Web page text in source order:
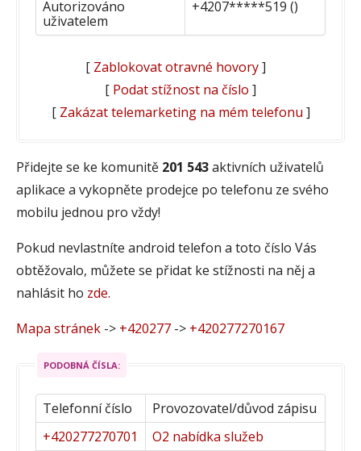
Autorizováno
uživatelem
+4207*****519 ()
[ Zablokovat otravné hovory]
[ Podat stížnost na číslo ]
[ Zakázat telemarketing na mém telefonu ]
Přidejte se ke komunitě 201 543aktivních uživatelů
aplikace a vykopněte prodejce po telefonu ze svého
mobilu jednou pro vždy!
Pokud nevlastníte android telefon a toto číslo Vás
obtěžovalo, můžete se přidat ke stížnosti na něj a
nahlásit ho zde.
Mapa stránek -> +420277 -> +420277270167
PODOBNÁ ČÍSLA:
Telefonní číslo
Provozovatel/důvod zápisu
+420277270701
O2 nabídka služeb